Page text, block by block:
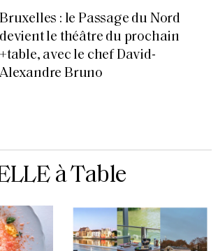
Bruxelles : le Passage du Nord
devient le théâtre du prochain
+table, avec le chef David-
Alexandre Bruno
à Table